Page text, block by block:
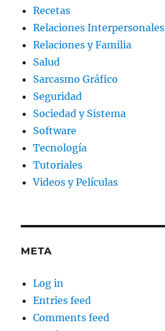
Recetas
Relaciones Interpersonales
Relaciones y Familia
Salud
Sarcasmo Gráfico
Seguridad
Sociedad y Sistema
Software
Tecnología
Tutoriales
Videos y Películas
META
Log in
Entries feed
Comments feed